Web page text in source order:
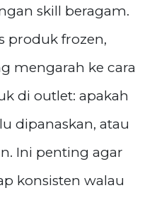
skill beragam.
produk frozen,
mengarah ke cara
di outlet: apakah
dipanaskan, atau
Ini penting agar
konsisten walau